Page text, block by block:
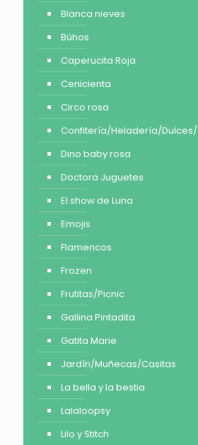
Blanca nieves
Búhos
Caperucita Roja
Cenicienta
Circo rosa
Confitería/Heladería/Dulces/
Dino baby rosa
Doctora Juguetes
El show de Luna
Emojis
Flamencos
Frozen
Frutitas/Picnic
Gallina Pintadita
Gatita Marie
Jardín/Muñecas/Casitas
La bella y la bestia
Lalaloopsy
Lilo y Stitch